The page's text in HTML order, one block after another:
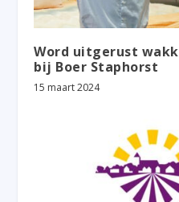
Word uitgerust
bij Boer Staphorst
15 maart 2024